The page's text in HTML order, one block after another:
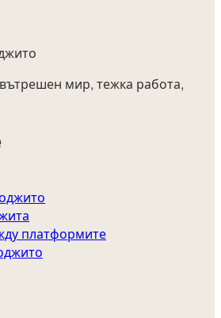
мир, тежка работа,
платформите